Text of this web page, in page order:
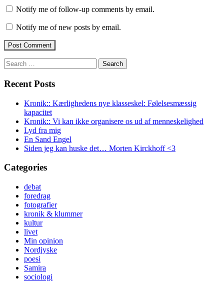
Notify me of follow-up comments by email.
Notify me of new posts by email.
Search
for:
Recent Posts
Kronik:: Kærlighedens nye klasseskel: Følelsesmæssig
kapacitet
Kronik:: Vi kan ikke organisere os ud af menneskelighed
Lyd fra mig
En Sand Engel
Siden jeg kan huske det… Morten Kirckhoff <3
Categories
debat
foredrag
fotografier
kronik & klummer
kultur
livet
Min opinion
Nordjyske
poesi
Samira
sociologi